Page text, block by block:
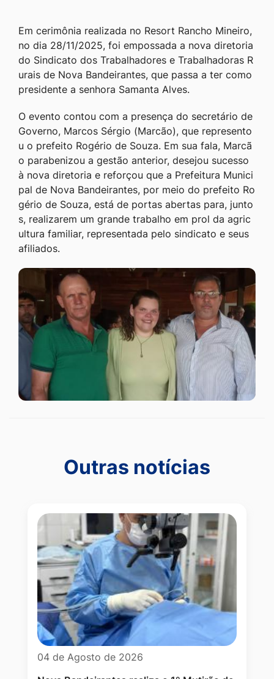
Em cerimônia realizada no Resort Rancho Mineiro,
no dia 28/11/2025, foi empossada a nova diretoria
do Sindicato dos Trabalhadores e Trabalhadoras R
urais de Nova Bandeirantes, que passa a ter como
presidente a senhora Samanta Alves.
O evento contou com a presença do secretário de
Governo, Marcos Sérgio (Marcão), que represento
u o prefeito Rogério de Souza. Em sua fala, Marcã
o parabenizou a gestão anterior, desejou sucesso
à nova diretoria e reforçou que a Prefeitura Munici
pal de Nova Bandeirantes, por meio do prefeito Ro
gério de Souza, está de portas abertas para, junto
s, realizarem um grande trabalho em prol da agric
ultura familiar, representada pelo sindicato e seus
afiliados.
Outras notícias
Outras notícias
04 de Agosto de 2026